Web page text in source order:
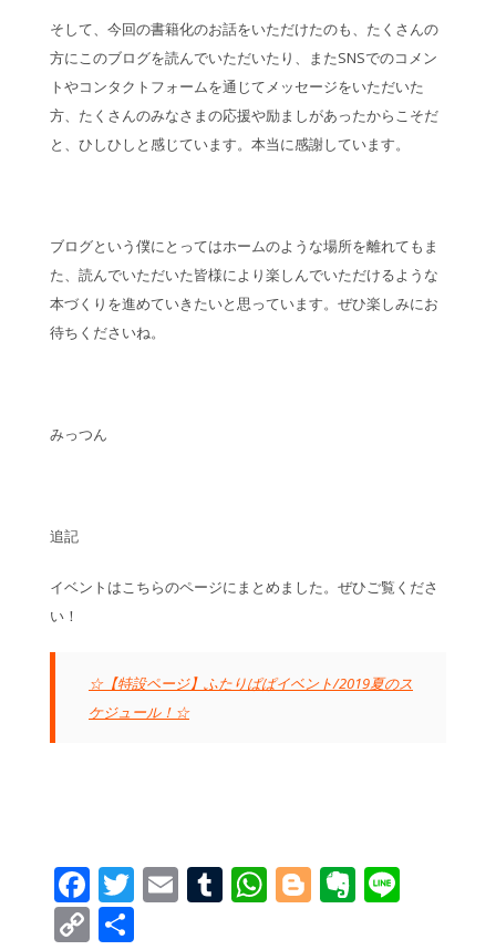
そして、今回の書籍化のお話をいただけたのも、たくさんの
方にこのブログを読んでいただいたり、またSNSでのコメン
トやコンタクトフォームを通じてメッセージをいただいた
方、たくさんのみなさまの応援や励ましがあったからこそだ
と、ひしひしと感じています。本当に感謝しています。
ブログという僕にとってはホームのような場所を離れてもま
た、読んでいただいた皆様により楽しんでいただけるような
本づくりを進めていきたいと思っています。ぜひ楽しみにお
待ちくださいね。
みっつん
追記
イベントはこちらのページにまとめました。ぜひご覧くださ
い！
☆【特設ページ】ふたりぱぱイベント/2019夏のス
ケジュール！☆
Facebook
Twitter
EmailTumblr
WhatsApp
Blogger
Copy